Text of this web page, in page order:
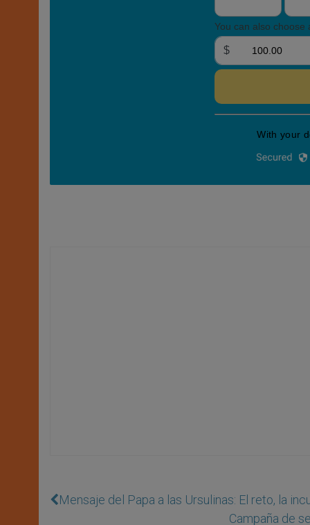
Mensaje del Papa a las Ursulinas: El reto, la
Campaña de